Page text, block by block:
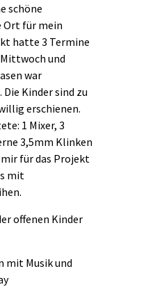
schöne
Ort für mein
hatte 3 Termine
und
war
Kinder sind zu
erschienen.
1 Mixer, 3
3,5mm Klinken
für das Projekt
mit
offenen Kinder
mit Musik und